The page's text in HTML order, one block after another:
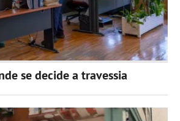
se decide a travessia